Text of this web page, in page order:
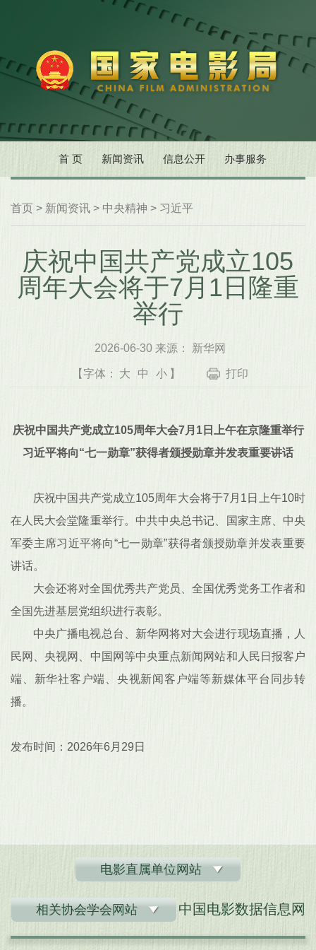
首 页 新闻资讯 信息公开 办事服务
首页 > 新闻资讯 > 中央精神 > 习近平
庆祝中国共产党成立105
周年大会将于7月1日隆重
举行
2026-06-30 来源： 新华网
【字体： 大 中 小 】 打印
庆祝中国共产党成立105周年大会7月1日上午在京隆重举行
习近平将向“七一勋章”获得者颁授勋章并发表重要讲话
庆祝中国共产党成立105周年大会将于7月1日上午10时
在人民大会堂隆重举行。中共中央总书记、国家主席、中央
军委主席习近平将向“七一勋章”获得者颁授勋章并发表重要
讲话。
大会还将对全国优秀共产党员、全国优秀党务工作者和
全国先进基层党组织进行表彰。
中央广播电视总台、新华网将对大会进行现场直播，人
民网、央视网、中国网等中央重点新闻网站和人民日报客户
端、新华社客户端、央视新闻客户端等新媒体平台同步转
播。
发布时间：2026年6月29日
电影直属单位网站
相关协会学会网站 中国电影数据信息网